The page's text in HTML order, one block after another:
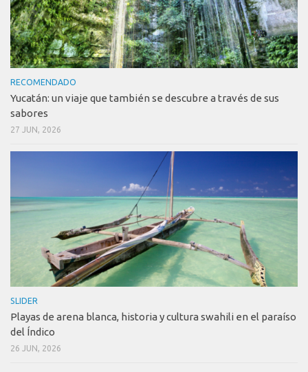
RECOMENDADO
Yucatán: un viaje que también se descubre a través de sus
sabores
27 JUN, 2026
SLIDER
Playas de arena blanca, historia y cultura swahili en el paraíso
del Índico
26 JUN, 2026